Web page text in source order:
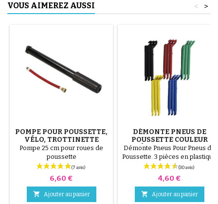
VOUS AIMEREZ AUSSI >
<
POMPE POUR POUSSETTE,
VÉLO, TROTTINETTE
Pompe 25 cm pour roues de
poussette
Prix
6,60 €
 Ajouter au panier
DÉMONTE PNEUS DE
POUSSETTE COULEUR
ALÉATOIRE 1 LOT DE 3
PIÈCES
Démonte Pneus Pour Pneus de
Poussette. 3 pièces en plastique
de haute qualité, couleur
aléatoire, noir, rouge, vert,
jaune et bleu ou 3 pièces en
acier ( gris ) Le montage du
Prix
4,60 €
 Ajouter au panier